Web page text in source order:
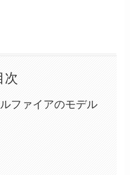
次
ファイアのモデル